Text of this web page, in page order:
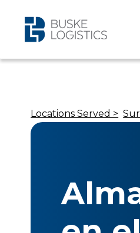
Locations Served >